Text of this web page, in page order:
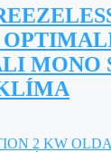
MONO